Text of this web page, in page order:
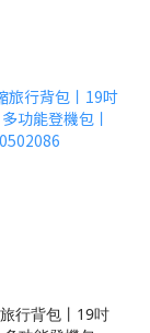
行背包丨19吋